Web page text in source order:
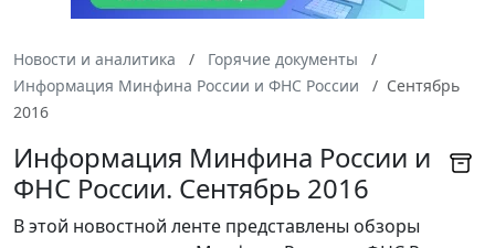
Новости и аналитика
Горячие документы
Информация Минфина России и ФНС России
Сентябрь
2016
Информация Минфина России и
ФНС России. Сентябрь 2016
В этой новостной ленте представлены обзоры